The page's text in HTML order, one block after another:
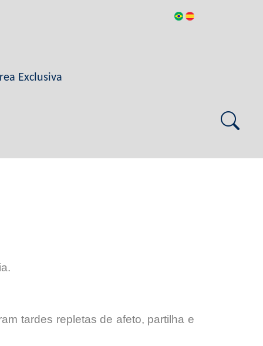
Exclusiva
tardes repletas de afeto, partilha e